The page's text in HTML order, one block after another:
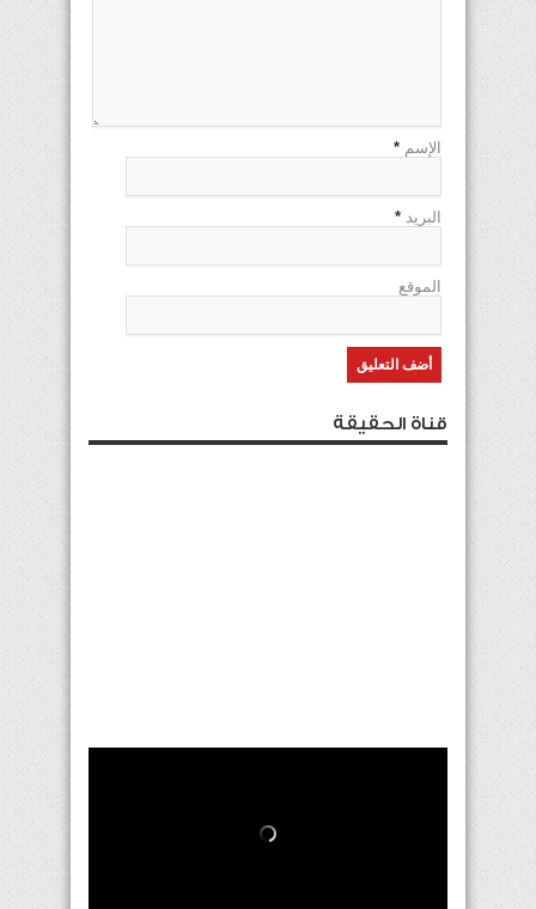
الإسم *
البريد *
الموقع
قناة الحقيقة